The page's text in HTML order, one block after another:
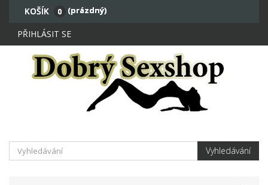
KOŠÍK 0 (prázdný)
PŘIHLÁSIT SE
Vyhledávání